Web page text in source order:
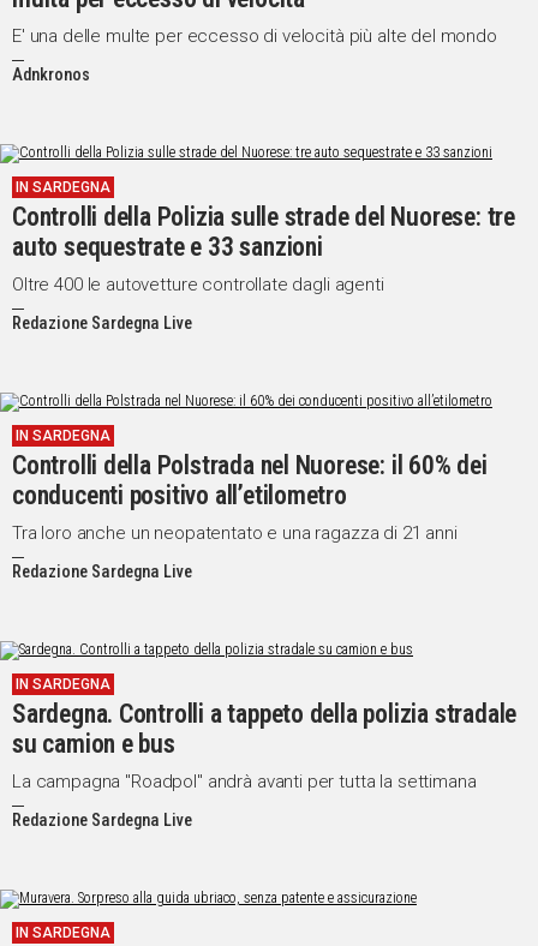
E' una delle multe per eccesso di velocità più alte del mondo
Adnkronos
IN SARDEGNA
Controlli della Polizia sulle strade del Nuorese: tre
auto sequestrate e 33 sanzioni
Oltre 400 le autovetture controllate dagli agenti
Redazione Sardegna Live
IN SARDEGNA
Controlli della Polstrada nel Nuorese: il 60% dei
conducenti positivo all’etilometro
Tra loro anche un neopatentato e una ragazza di 21 anni
Redazione Sardegna Live
IN SARDEGNA
Sardegna. Controlli a tappeto della polizia stradale
su camion e bus
La campagna "Roadpol" andrà avanti per tutta la settimana
Redazione Sardegna Live
IN SARDEGNA